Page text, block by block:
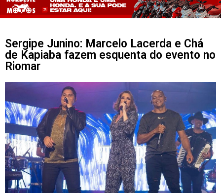
Sergipe Junino: Marcelo Lacerda e Chá
de Kapiaba fazem esquenta do evento no
Riomar